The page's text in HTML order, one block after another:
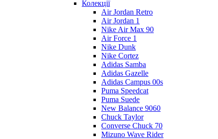
Колекції
Air Jordan Retro
Air Jordan 1
Nike Air Max 90
Air Force 1
Nike Dunk
Nike Cortez
Adidas Samba
Adidas Gazelle
Adidas Campus 00s
Puma Speedcat
Puma Suede
New Balance 9060
Chuck Taylor
Converse Chuck 70
Mizuno Wave Rider